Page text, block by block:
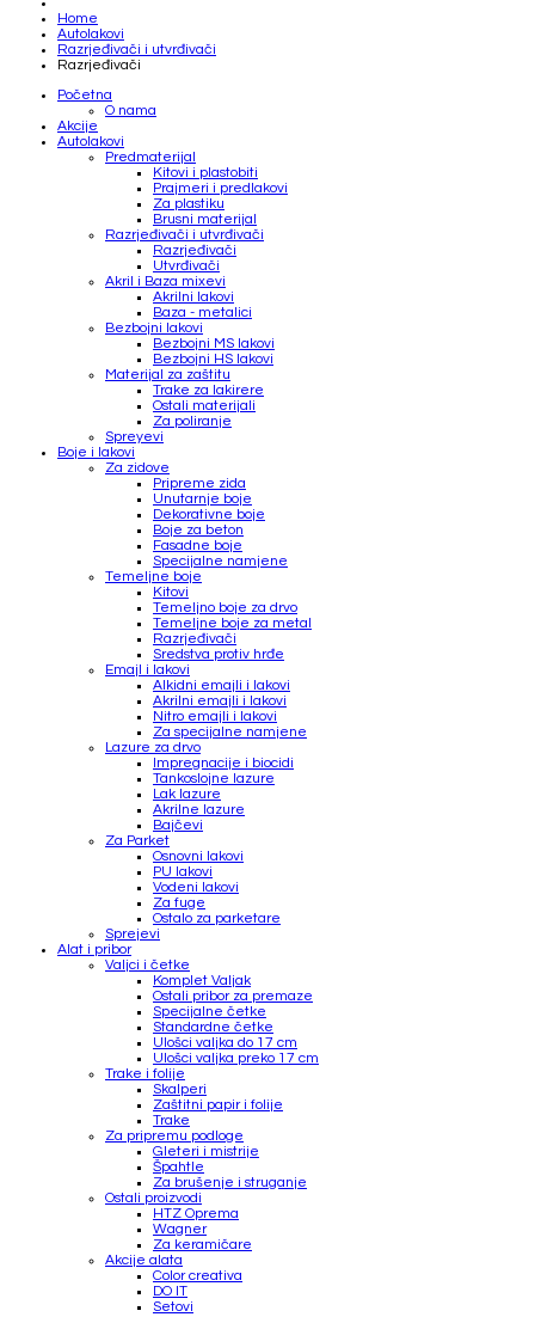
Home
Autolakovi
Razrjeđivači i utvrđivači
Razrjeđivači
Početna
O nama
Akcije
Autolakovi
Predmaterijal
Kitovi i plastobiti
Prajmeri i predlakovi
Za plastiku
Brusni materijal
Razrjeđivači i utvrđivači
Razrjeđivači
Utvrđivači
Akril i Baza mixevi
Akrilni lakovi
Baza - metalici
Bezbojni lakovi
Bezbojni MS lakovi
Bezbojni HS lakovi
Materijal za zaštitu
Trake za lakirere
Ostali materijali
Za poliranje
Spreyevi
Boje i lakovi
Za zidove
Pripreme zida
Unutarnje boje
Dekorativne boje
Boje za beton
Fasadne boje
Specijalne namjene
Temeljne boje
Kitovi
Temeljno boje za drvo
Temeljne boje za metal
Razrjeđivači
Sredstva protiv hrđe
Emajl i lakovi
Alkidni emajli i lakovi
Akrilni emajli i lakovi
Nitro emajli i lakovi
Za specijalne namjene
Lazure za drvo
Impregnacije i biocidi
Tankoslojne lazure
Lak lazure
Akrilne lazure
Bajčevi
Za Parket
Osnovni lakovi
PU lakovi
Vodeni lakovi
Za fuge
Ostalo za parketare
Sprejevi
Alat i pribor
Valjci i četke
Komplet Valjak
Ostali pribor za premaze
Specijalne četke
Standardne četke
Ulošci valjka do 17 cm
Ulošci valjka preko 17 cm
Trake i folije
Skalperi
Zaštitni papir i folije
Trake
Za pripremu podloge
Gleteri i mistrije
Špahtle
Za brušenje i struganje
Ostali proizvodi
HTZ Oprema
Wagner
Za keramičare
Akcije alata
Color creativa
DO IT
Setovi